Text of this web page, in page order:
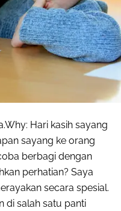
Hari kasih sayang
sayang ke orang
berbagi dengan
perhatian? Saya
secara spesial.
di salah satu panti